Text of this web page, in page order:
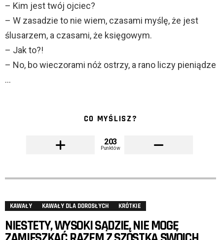
– Kim jest twój ojciec?
– W zasadzie to nie wiem, czasami myślę, że jest
ślusarzem, a czasami, że księgowym.
– Jak to?!
– No, bo wieczorami nóż ostrzy, a rano liczy pieniądze
…
CO MYŚLISZ?
203
Punktów
KAWAŁY KAWAŁY DLA DOROSŁYCH KRÓTKIE
NIESTETY, WYSOKI SĄDZIE, NIE MOGĘ